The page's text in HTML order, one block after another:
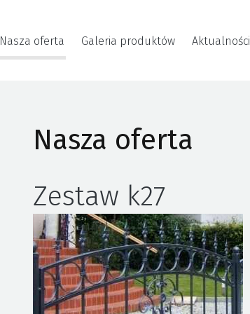
Nasza oferta Galeria produktów Aktualności
Nasza oferta
Zestaw k27